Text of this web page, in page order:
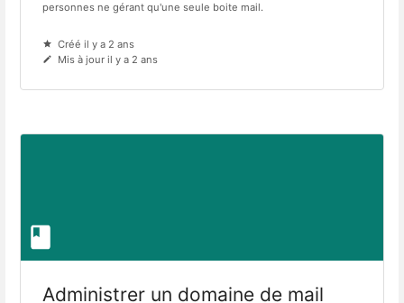
personnes ne gérant qu'une seule boite mail.
Créé il y a 2 ans
Mis à jour il y a 2 ans
Administrer un domaine de mail